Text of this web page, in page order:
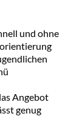
und ohne
Angebot
genug